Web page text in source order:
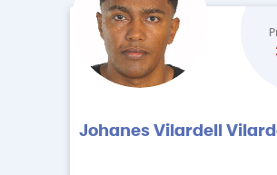
Johanes Vilardell